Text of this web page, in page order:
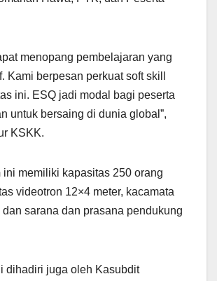
menopang pembelajaran yang
Kami berpesan perkuat soft skill
ini. ESQ jadi modal bagi peserta
untuk bersaing di dunia global”,
KSKK.
ini memiliki kapasitas 250 orang
videotron 12×4 meter, kacamata
dan sarana dan prasana pendukung
dihadiri juga oleh Kasubdit